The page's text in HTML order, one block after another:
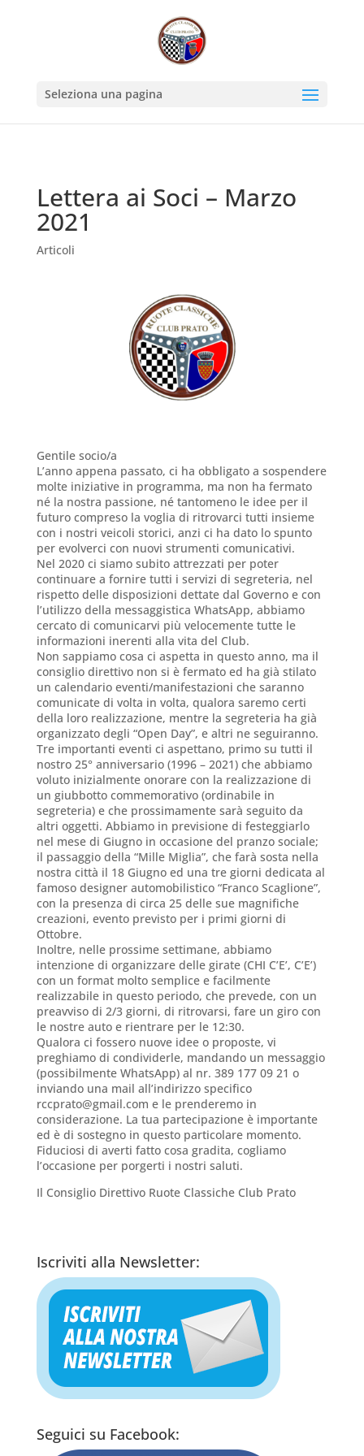
Seleziona una pagina
Lettera ai Soci – Marzo
2021
Articoli
Gentile socio/a
L’anno appena passato, ci ha obbligato a sospendere
molte iniziative in programma, ma non ha fermato
né la nostra passione, né tantomeno le idee per il
futuro compreso la voglia di ritrovarci tutti insieme
con i nostri veicoli storici, anzi ci ha dato lo spunto
per evolverci con nuovi strumenti comunicativi.
Nel 2020 ci siamo subito attrezzati per poter
continuare a fornire tutti i servizi di segreteria, nel
rispetto delle disposizioni dettate dal Governo e con
l’utilizzo della messaggistica WhatsApp, abbiamo
cercato di comunicarvi più velocemente tutte le
informazioni inerenti alla vita del Club.
Non sappiamo cosa ci aspetta in questo anno, ma il
consiglio direttivo non si è fermato ed ha già stilato
un calendario eventi/manifestazioni che saranno
comunicate di volta in volta, qualora saremo certi
della loro realizzazione, mentre la segreteria ha già
organizzato degli “Open Day”, e altri ne seguiranno.
Tre importanti eventi ci aspettano, primo su tutti il
nostro 25° anniversario (1996 – 2021) che abbiamo
voluto inizialmente onorare con la realizzazione di
un giubbotto commemorativo (ordinabile in
segreteria) e che prossimamente sarà seguito da
altri oggetti. Abbiamo in previsione di festeggiarlo
nel mese di Giugno in occasione del pranzo sociale;
il passaggio della “Mille Miglia”, che farà sosta nella
nostra città il 18 Giugno ed una tre giorni dedicata al
famoso designer automobilistico “Franco Scaglione”,
con la presenza di circa 25 delle sue magnifiche
creazioni, evento previsto per i primi giorni di
Ottobre.
Inoltre, nelle prossime settimane, abbiamo
intenzione di organizzare delle girate (CHI C’E’, C’E’)
con un format molto semplice e facilmente
realizzabile in questo periodo, che prevede, con un
preavviso di 2/3 giorni, di ritrovarsi, fare un giro con
le nostre auto e rientrare per le 12:30.
Qualora ci fossero nuove idee o proposte, vi
preghiamo di condividerle, mandando un messaggio
(possibilmente WhatsApp) al nr. 389 177 09 21 o
inviando una mail all’indirizzo specifico
rccprato@gmail.com e le prenderemo in
considerazione. La tua partecipazione è importante
ed è di sostegno in questo particolare momento.
Fiduciosi di averti fatto cosa gradita, cogliamo
l’occasione per porgerti i nostri saluti.
Il Consiglio Direttivo Ruote Classiche Club Prato
Iscriviti alla Newsletter:
Seguici su Facebook: